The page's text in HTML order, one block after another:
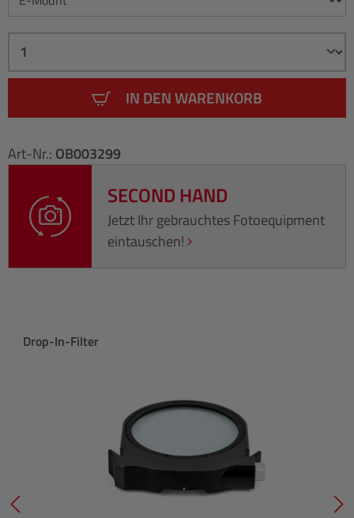
IN DEN WARENKORB
Art-Nr.: OB003299
SECOND HAND
Jetzt Ihr gebrauchtes Fotoequipment
eintauschen!
Produktgalerie überspringen
Drop-In-Filter